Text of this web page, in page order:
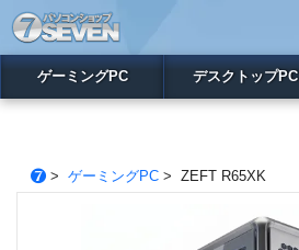
ゲーミングPC デスクトップPC
> ゲーミングPC> ZEFT R65XK